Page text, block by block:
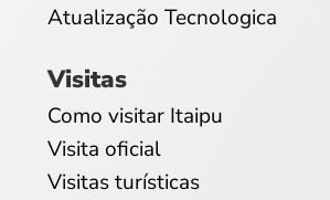
Atualização Tecnologica
Visitas
Como visitar Itaipu
Visita oficial
Visitas turísticas